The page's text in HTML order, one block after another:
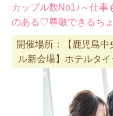
カップル数No1♪～仕事
のある♡尊敬できるち
開催場所：【鹿児島
ル新会場】ホテルタ